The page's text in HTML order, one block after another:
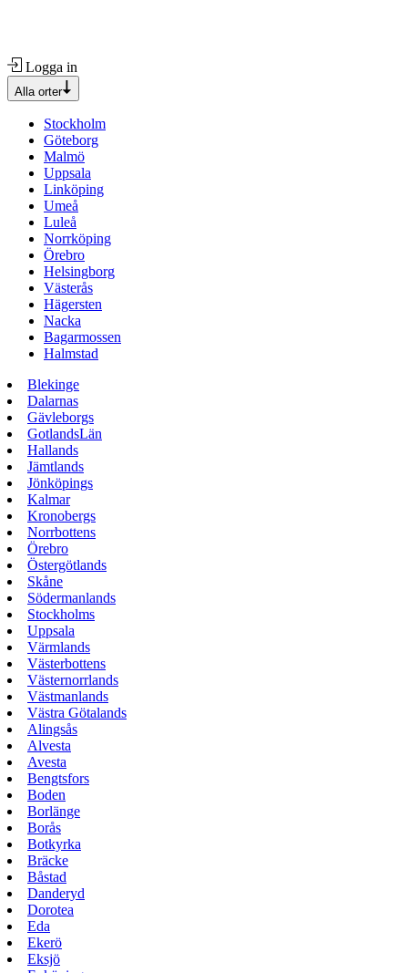
Logga in
Alla orter
Stockholm
Göteborg
Malmö
Uppsala
Linköping
Umeå
Luleå
Norrköping
Örebro
Helsingborg
Västerås
Hägersten
Nacka
Bagarmossen
Halmstad
Blekinge
Dalarnas
Gävleborgs
GotlandsLän
Hallands
Jämtlands
Jönköpings
Kalmar
Kronobergs
Norrbottens
Örebro
Östergötlands
Skåne
Södermanlands
Stockholms
Uppsala
Värmlands
Västerbottens
Västernorrlands
Västmanlands
Västra Götalands
Alingsås
Alvesta
Avesta
Bengtsfors
Boden
Borlänge
Borås
Botkyrka
Bräcke
Båstad
Danderyd
Dorotea
Eda
Ekerö
Eksjö